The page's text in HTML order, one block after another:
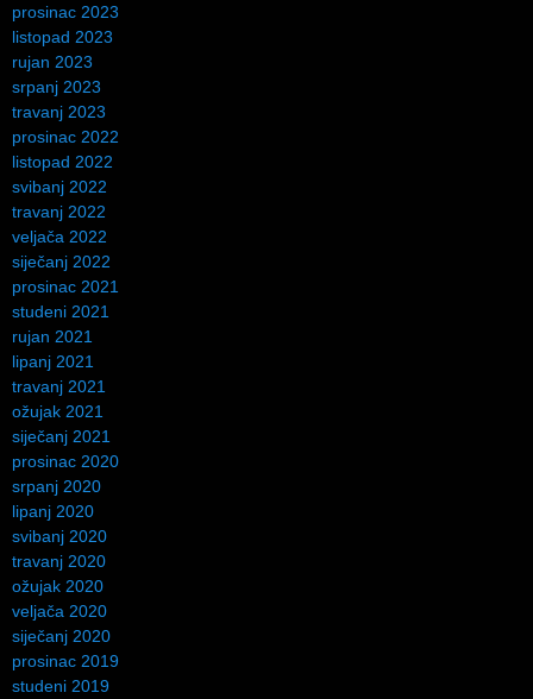
prosinac 2023
listopad 2023
rujan 2023
srpanj 2023
travanj 2023
prosinac 2022
listopad 2022
svibanj 2022
travanj 2022
veljača 2022
siječanj 2022
prosinac 2021
studeni 2021
rujan 2021
lipanj 2021
travanj 2021
ožujak 2021
siječanj 2021
prosinac 2020
srpanj 2020
lipanj 2020
svibanj 2020
travanj 2020
ožujak 2020
veljača 2020
siječanj 2020
prosinac 2019
studeni 2019